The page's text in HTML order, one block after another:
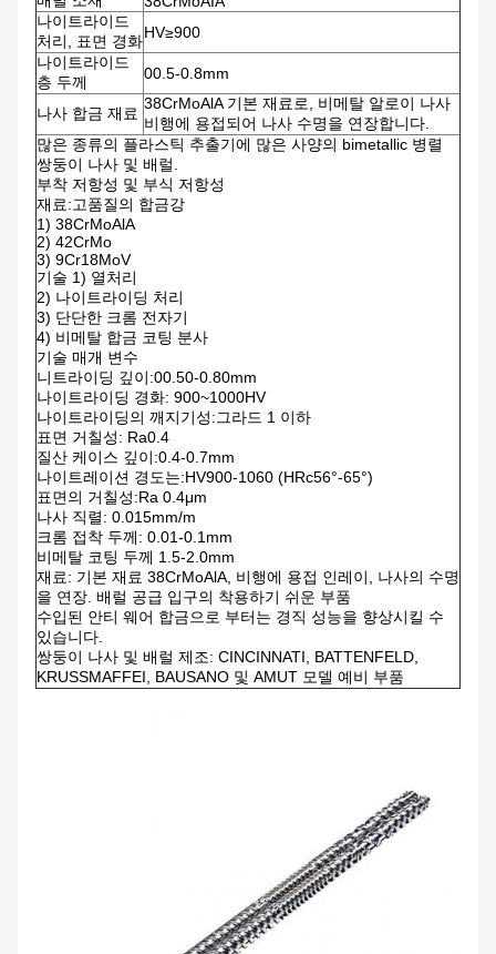
나이트라이드
처리, 표면 경화HV≥900
나이트라이드
층 두께
00.5-0.8mm
나사 합금 재료
38CrMoAlA 기본 재료로, 비메탈 알로이 나사
비행에 용접되어 나사 수명을 연장합니다.
많은 종류의 플라스틱 추출기에 많은 사양의 bimetallic 병렬
쌍둥이 나사 및 배럴.
부착 저항성 및 부식 저항성
재료:고품질의 합금강
1) 38CrMoAlA
2) 42CrMo
3) 9Cr18MoV
기술 1) 열처리
2) 나이트라이딩 처리
3) 단단한 크롬 전자기
4) 비메탈 합금 코팅 분사
기술 매개 변수
니트라이딩 깊이:00.50-0.80mm
나이트라이딩 경화: 900~1000HV
나이트라이딩의 깨지기성:그라드 1 이하
표면 거칠성: Ra0.4
질산 케이스 깊이:0.4-0.7mm
나이트레이션 경도는:HV900-1060 (HRc56°-65°)
표면의 거칠성:Ra 0.4μm
나사 직렬: 0.015mm/m
크롬 접착 두께: 0.01-0.1mm
비메탈 코팅 두께 1.5-2.0mm
재료: 기본 재료 38CrMoAlA, 비행에 용접 인레이, 나사의 수명
을 연장. 배럴 공급 입구의 착용하기 쉬운 부품
수입된 안티 웨어 합금으로 부터는 경직 성능을 향상시킬 수
있습니다.
쌍둥이 나사 및 배럴 제조: CINCINNATI, BATTENFELD,
KRUSSMAFFEI, BAUSANO 및 AMUT 모델 예비 부품